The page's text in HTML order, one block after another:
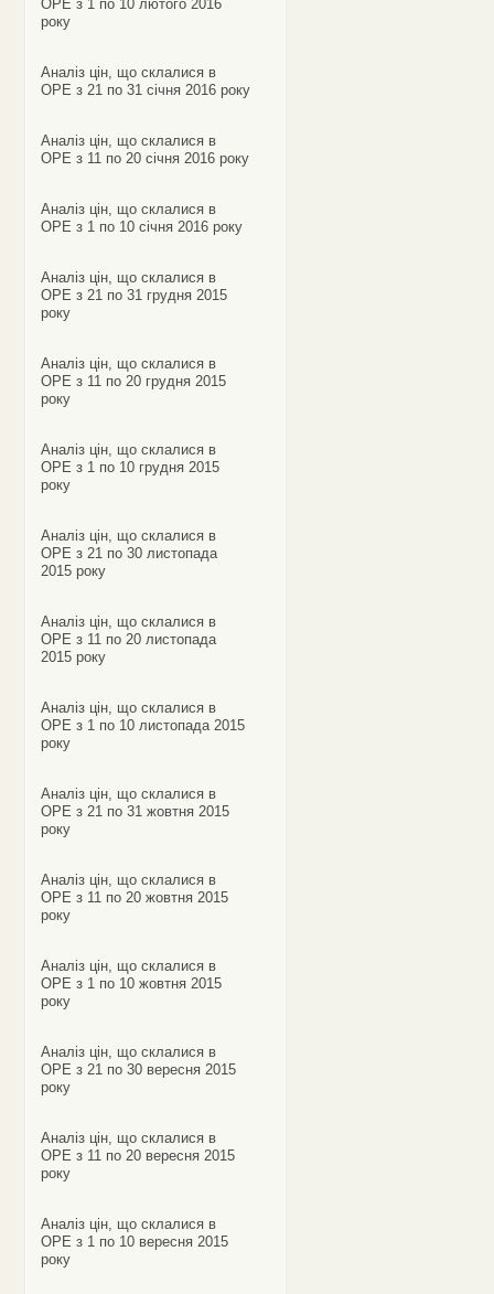
ОРЕ з 1 по 10 лютого 2016
року
Аналіз цін, що склалися в
ОРЕ з 21 по 31 січня 2016 року
Аналіз цін, що склалися в
ОРЕ з 11 по 20 січня 2016 року
Аналіз цін, що склалися в
ОРЕ з 1 по 10 січня 2016 року
Аналіз цін, що склалися в
ОРЕ з 21 по 31 грудня 2015
року
Аналіз цін, що склалися в
ОРЕ з 11 по 20 грудня 2015
року
Аналіз цін, що склалися в
ОРЕ з 1 по 10 грудня 2015
року
Аналіз цін, що склалися в
ОРЕ з 21 по 30 листопада
2015 року
Аналіз цін, що склалися в
ОРЕ з 11 по 20 листопада
2015 року
Аналіз цін, що склалися в
ОРЕ з 1 по 10 листопада 2015
року
Аналіз цін, що склалися в
ОРЕ з 21 по 31 жовтня 2015
року
Аналіз цін, що склалися в
ОРЕ з 11 по 20 жовтня 2015
року
Аналіз цін, що склалися в
ОРЕ з 1 по 10 жовтня 2015
року
Аналіз цін, що склалися в
ОРЕ з 21 по 30 вересня 2015
року
Аналіз цін, що склалися в
ОРЕ з 11 по 20 вересня 2015
року
Аналіз цін, що склалися в
ОРЕ з 1 по 10 вересня 2015
року